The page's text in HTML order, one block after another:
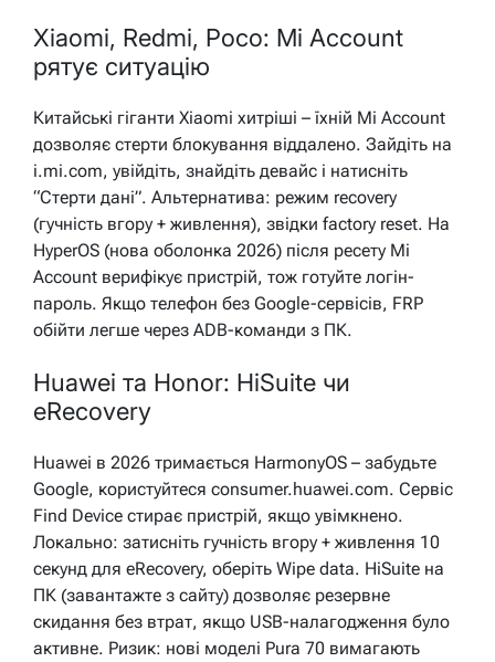
Xiaomi, Redmi, Poco: Mi Account
рятує ситуацію
Китайські гіганти Xiaomi хитріші – їхній Mi Account
дозволяє стерти блокування віддалено. Зайдіть на
i.mi.com, увійдіть, знайдіть девайс і натисніть
“Стерти дані”. Альтернатива: режим recovery
(гучність вгору + живлення), звідки factory reset. На
HyperOS (нова оболонка 2026) після ресету Mi
Account верифікує пристрій, тож готуйте логін-
пароль. Якщо телефон без Google-сервісів, FRP
обійти легше через ADB-команди з ПК.
Huawei та Honor: HiSuite чи
eRecovery
Huawei в 2026 тримається HarmonyOS – забудьте
Google, користуйтеся consumer.huawei.com. Сервіс
Find Device стирає пристрій, якщо увімкнено.
Локально: затисніть гучність вгору + живлення 10
секунд для eRecovery, оберіть Wipe data. HiSuite на
ПК (завантажте з сайту) дозволяє резервне
скидання без втрат, якщо USB-налагодження було
активне. Ризик: нові моделі Pura 70 вимагають